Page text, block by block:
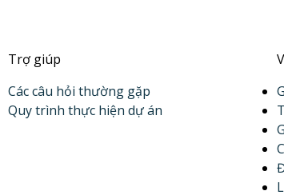
Trợ giúp
Các câu hỏi thường gặp
Quy trình thực hiện dự án